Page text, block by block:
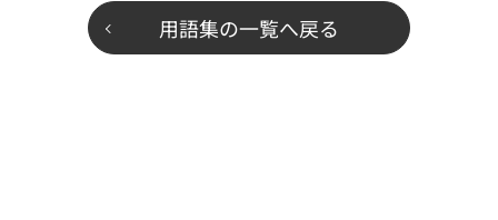
用語集の一覧へ戻る